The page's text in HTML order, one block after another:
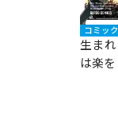
コミッ
生ま
は楽